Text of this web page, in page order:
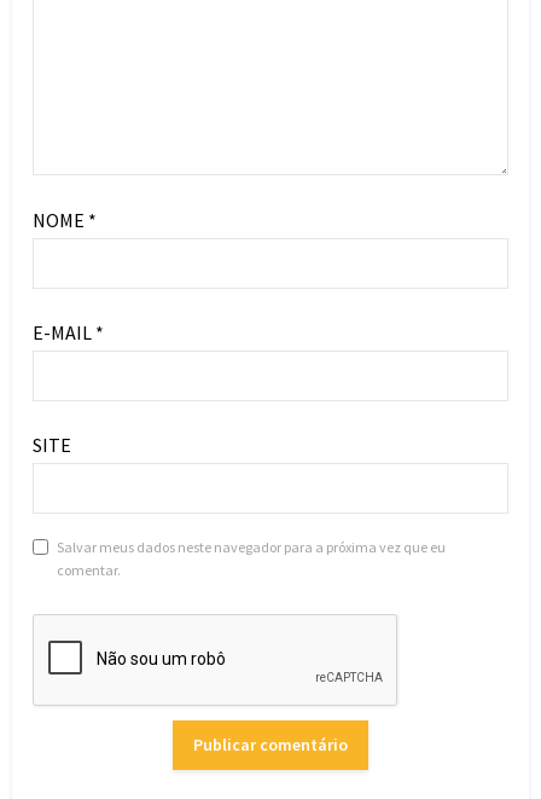
NOME *
E-MAIL *
SITE
Salvar meus dados neste navegador para a próxima vez que eu
comentar.